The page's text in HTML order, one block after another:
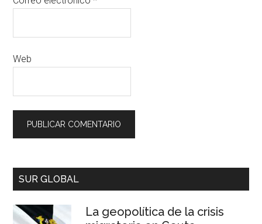
Web
SUR GLOBAL
La geopolítica de la crisis